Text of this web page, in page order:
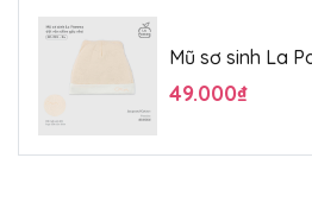
Mũ sơ sinh La
49.000₫